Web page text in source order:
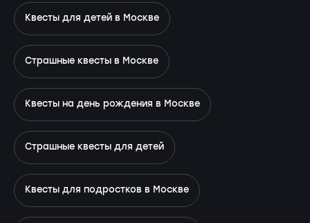
Квесты для детей в Москве
Страшные квесты в Москве
Квесты на день рождения в Москве
Страшные квесты для детей
Квесты для подростков в Москве